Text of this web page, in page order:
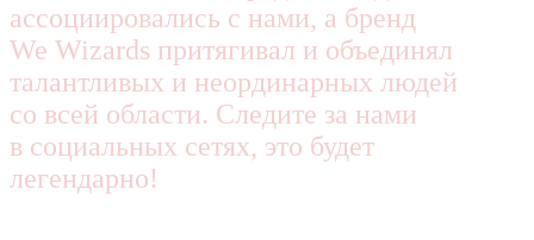
ассоциировались с нами, а бренд
We Wizards притягивал и объединял
талантливых и неординарных людей
со всей области. Следите за нами
в социальных сетях, это будет
легендарно!